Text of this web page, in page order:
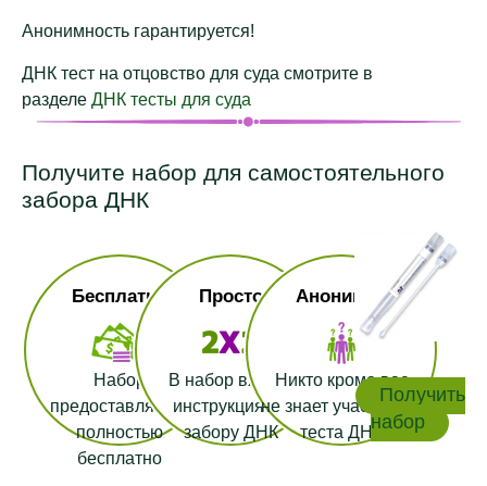
Анонимность гарантируется!
ДНК тест на отцовство для суда смотрите в
разделе ДНК тесты для суда
Получите набор для самостоятельного
забора ДНК
Бесплатно
Набор
предоставляется
полностью
бесплатно
Просто
В набор входит
инструкция по
забору ДНК
Анонимно
Никто кроме вас
не знает участников
теста ДНК
Получить
набор